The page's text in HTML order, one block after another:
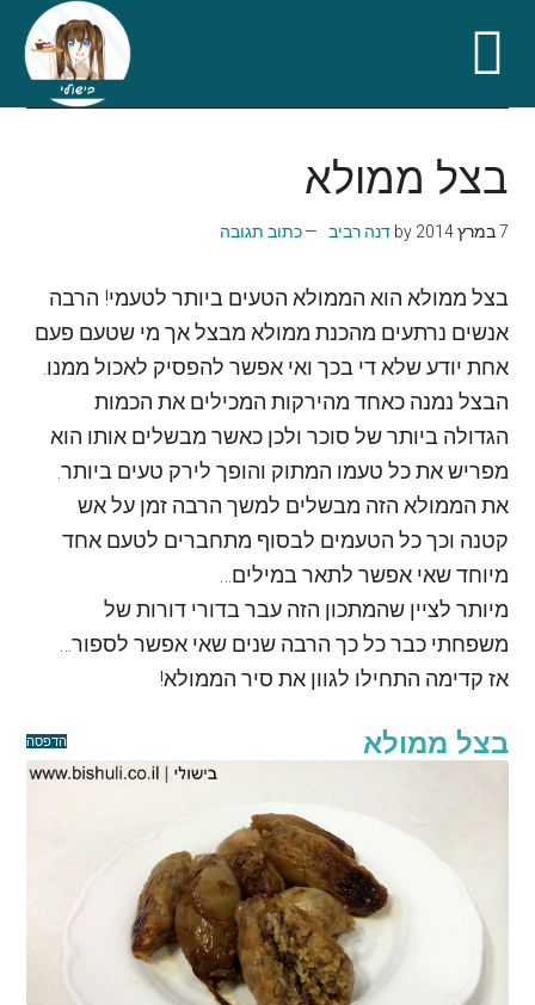
main
content
secondary
menu
primary
sidebar
footer
בצל ממולא
7 במרץ 2014 by דנה רביב כתוב תגובה
בצל ממולא הוא הממולא הטעים ביותר לטעמי! הרבה
אנשים נרתעים מהכנת ממולא מבצל אך מי שטעם פעם
אחת יודע שלא די בכך ואי אפשר להפסיק לאכול ממנו.
הבצל נמנה כאחד מהירקות המכילים את הכמות
הגדולה ביותר של סוכר ולכן כאשר מבשלים אותו הוא
מפריש את כל טעמו המתוק והופך לירק טעים ביותר.
את הממולא הזה מבשלים למשך הרבה זמן על אש
קטנה וכך כל הטעמים לבסוף מתחברים לטעם אחד
מיוחד שאי אפשר לתאר במילים…
מיותר לציין שהמתכון הזה עבר בדורי דורות של
משפחתי כבר כל כך הרבה שנים שאי אפשר לספור…
אז קדימה התחילו לגוון את סיר הממולא!
הדפסה בצל ממולא